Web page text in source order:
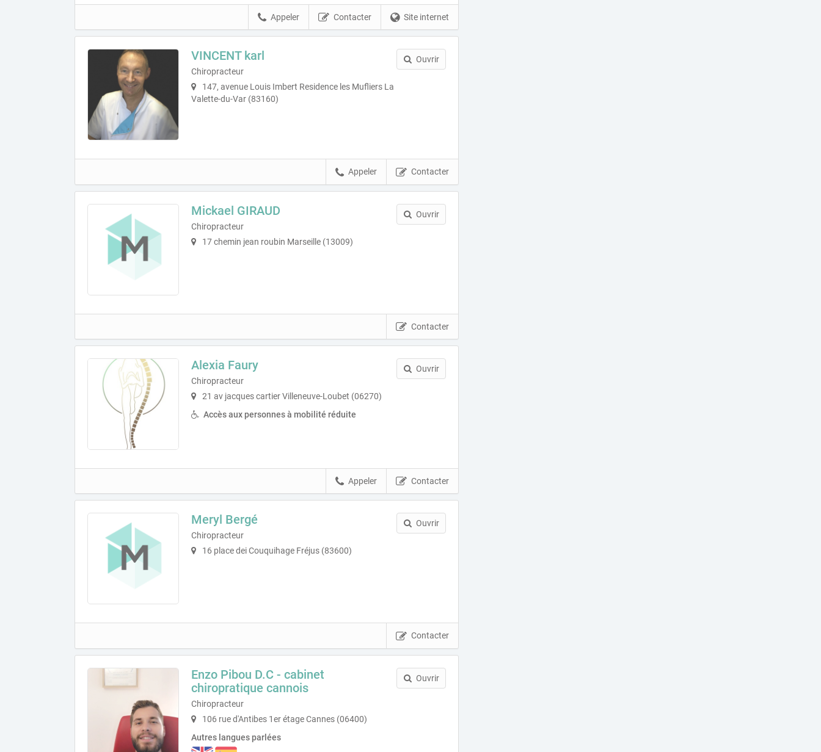
Site internet
Contacter
Appeler
VINCENT karl
Chiropracteur
147, avenue Louis Imbert Residence les Mufliers La
Valette-du-Var (83160)
Ouvrir
Contacter
Appeler
Mickael GIRAUD
Chiropracteur
17 chemin jean roubin Marseille (13009)
Ouvrir
Contacter
Alexia Faury
Chiropracteur
21 av jacques cartier Villeneuve-Loubet (06270)
Accès aux personnes à mobilité réduite
Ouvrir
Contacter
Appeler
Meryl Bergé
Chiropracteur
16 place dei Couquihage Fréjus (83600)
Ouvrir
Contacter
Enzo Pibou D.C - cabinet
chiropratique cannois
Chiropracteur
106 rue d'Antibes 1er étage Cannes (06400)
Autres langues parlées
Ouvrir